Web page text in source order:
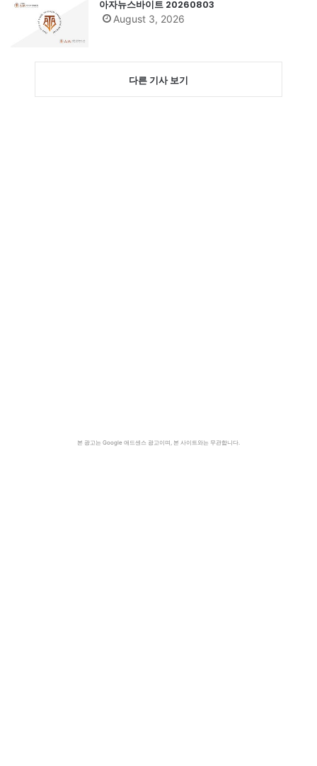
아자뉴스바이트 20260803
August 3, 2026
다른 기사 보기
본 광고는 Google 애드센스 광고이며, 본 사이트와는 무관합니다.